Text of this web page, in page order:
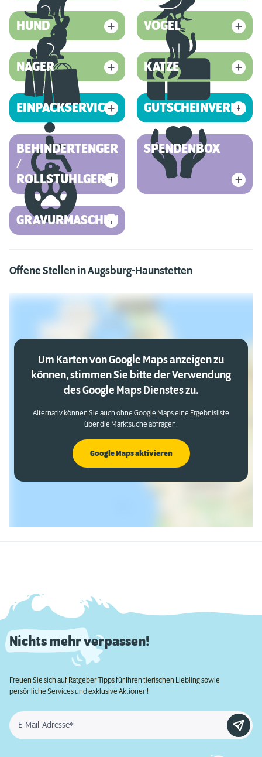
HUND VOGEL
NAGER KATZE
EINPACKSERVICE GUTSCHEINVERKAUF
BEHINDERTENGERECHT
/
ROLLSTUHLGERECHT
SPENDENBOX
GRAVURMASCHINE
Offene Stellen in Augsburg-Haunstetten
Um Karten von Google Maps anzeigen zu
können, stimmen Sie bitte der Verwendung
des Google Maps Dienstes zu.
Alternativ können Sie auch ohne Google Maps eine Ergebnisliste
über die Marktsuche abfragen.
Google Maps aktivieren
Nichts mehr verpassen!
Freuen Sie sich auf Ratgeber-Tipps für Ihren tierischen Liebling sowie
persönliche Services und exklusive Aktionen!
E-Mail-Adresse*